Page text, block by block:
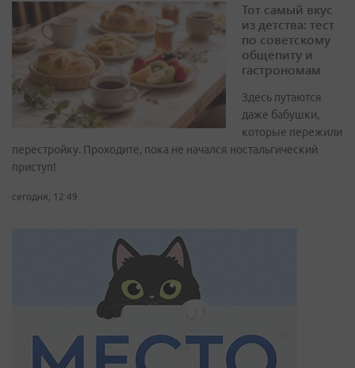
Тот самый вкус
из детства: тест
по советскому
общепиту и
гастрономам
Здесь путаются
даже бабушки,
которые пережили
перестройку. Проходите, пока не начался ностальгический
приступ!
сегодня, 12:49